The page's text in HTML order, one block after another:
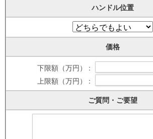
ハンドル位置
価格
下限額（万円） :
上限額（万円） :
ご質問・ご要望